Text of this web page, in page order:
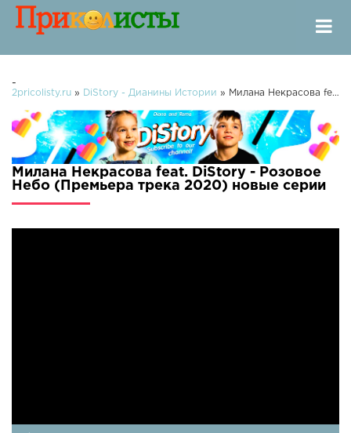
-
2pricolisty.ru » DiStory - Дианины Истории » Милана Некрасова feat. DiStory - Розовое Небо (Премьера трека 2020)
Милана Некрасова feat. DiStory - Розовое
Небо (Премьера трека 2020) новые серии